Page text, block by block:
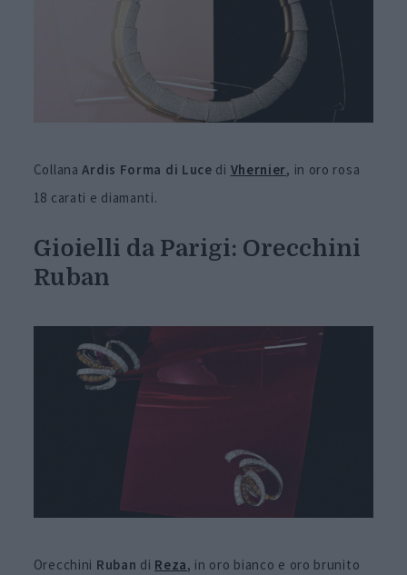
CollanaArdis Forma di Luce di Vhernier, in oro rosa
18 carati e diamanti.
Gioielli da Parigi: Orecchini
Ruban
Orecchini Ruban di Reza, in oro bianco e oro brunito